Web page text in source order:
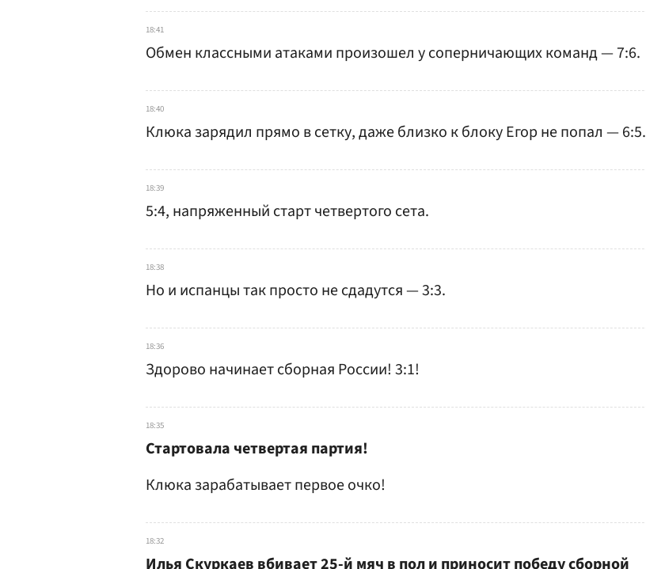
18:41
Обмен классными атаками произошел у соперничающих команд — 7:6.
18:40
Клюка зарядил прямо в сетку, даже близко к блоку Егор не попал — 6:5.
18:39
5:4, напряженный старт четвертого сета.
18:38
Но и испанцы так просто не сдадутся — 3:3.
18:36
Здорово начинает сборная России! 3:1!
18:35
Стартовала четвертая партия!
Клюка зарабатывает первое очко!
18:32
Илья Скуркаев вбивает 25-й мяч в пол и приносит победу сборной